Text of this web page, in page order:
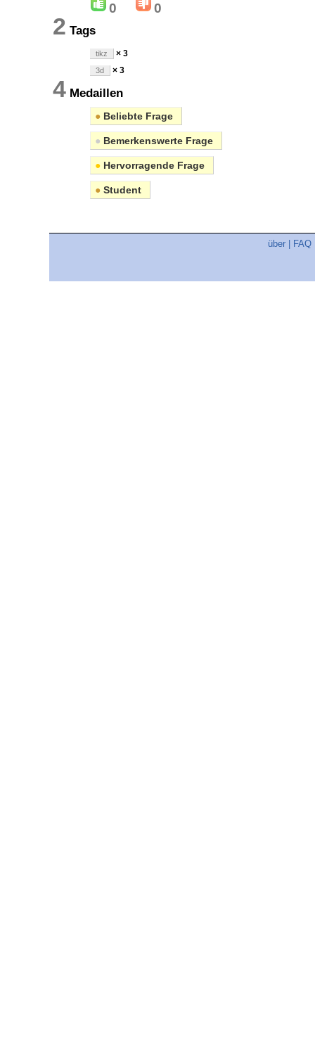
0 0
2 Tags
tikz × 3
3d × 3
4 Medaillen
● Beliebte Frage
● Bemerkenswerte Frage
● Hervorragende Frage
● Student
über FAQ